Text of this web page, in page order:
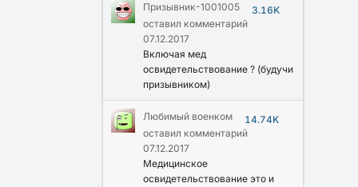
Призывник-1001005
3.16K
оставил комментарий
07.12.2017
Включая мед
освидетельствование ? (будучи
призывником)
Любимый военком
14.74K
оставил комментарий
07.12.2017
Медицинское
освидетельствование это и